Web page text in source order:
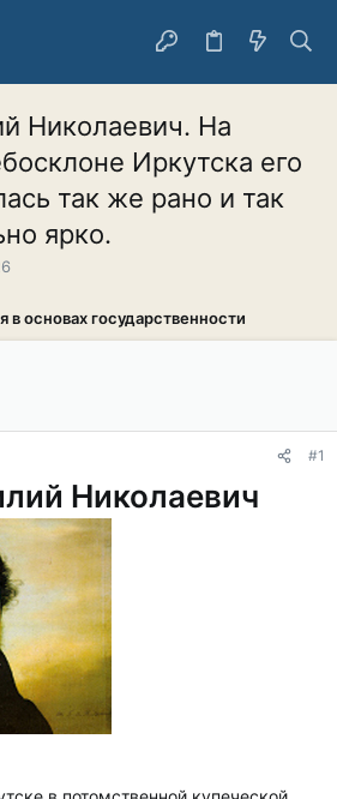
Николаевич. На
Иркутска его
так же рано и так
ярко.
в основах государственности
#1
Николаевич